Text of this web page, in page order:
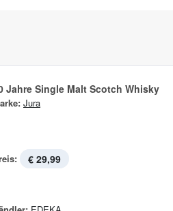
Jahre Single Malt Scotch Whisky
Jura
€ 29,99